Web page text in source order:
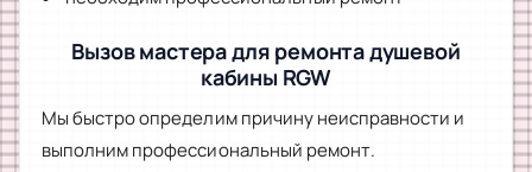
Вызов мастера для ремонта душевой
кабины RGW
Мы быстро определим причину неисправности и
выполним профессиональный ремонт.